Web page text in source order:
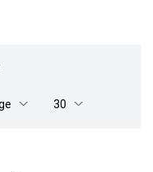
30